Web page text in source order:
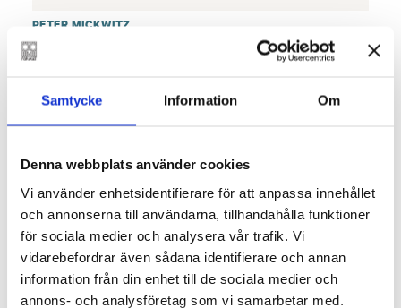
Samtycke Information Om
Denna webbplats använder cookies
Vi använder enhetsidentifierare för att anpassa innehållet
och annonserna till användarna, tillhandahålla funktioner
för sociala medier och analysera vår trafik. Vi
vidarebefordrar även sådana identifierare och annan
information från din enhet till de sociala medier och
annons- och analysföretag som vi samarbetar med.
PETER MICKWITZ
Misslyckad i en uggla
€
LÄGG I VARUKORG